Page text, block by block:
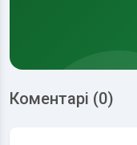
Коментарі (0)